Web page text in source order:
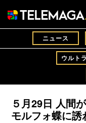
ニュース
ウルト
５月29日 人間
モルフォ蝶に誘